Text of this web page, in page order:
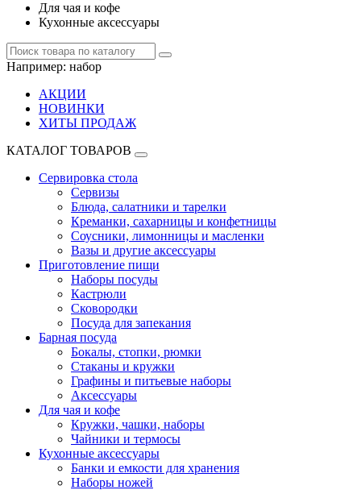
Для чая и кофе
Кухонные аксессуары
Например: набор
АКЦИИ
НОВИНКИ
ХИТЫ ПРОДАЖ
КАТАЛОГ ТОВАРОВ
Сервировка стола
Сервизы
Блюда, салатники и тарелки
Креманки, сахарницы и конфетницы
Соусники, лимонницы и масленки
Вазы и другие аксессуары
Приготовление пищи
Наборы посуды
Кастрюли
Сковородки
Посуда для запекания
Барная посуда
Бокалы, стопки, рюмки
Стаканы и кружки
Графины и питьевые наборы
Аксессуары
Для чая и кофе
Кружки, чашки, наборы
Чайники и термосы
Кухонные аксессуары
Банки и емкости для хранения
Наборы ножей